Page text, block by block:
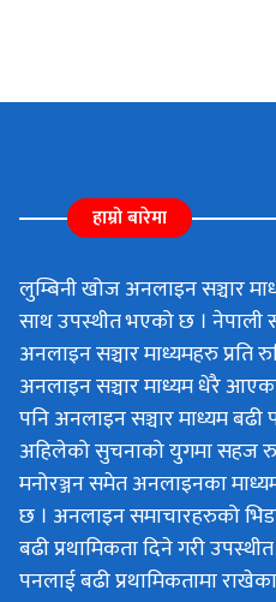
हाम्रो बारेमा
लुम्बिनी खोज अनलाइन सञ्चार
साथ उपस्थीत भएको छ । नेपाली
अनलाइन सञ्चार माध्यमहरु
अनलाइन सञ्चार माध्यम धेरै
पनि अनलाइन सञ्चार माध्यम बढी
अहिलेको सुचनाको युगमा सहज
मनोरञ्जन समेत अनलाइनका
छ । अनलाइन समाचारहरुको
बढी प्रथामिकता दिने गरी
पनलाई बढी प्रथामिकतामा